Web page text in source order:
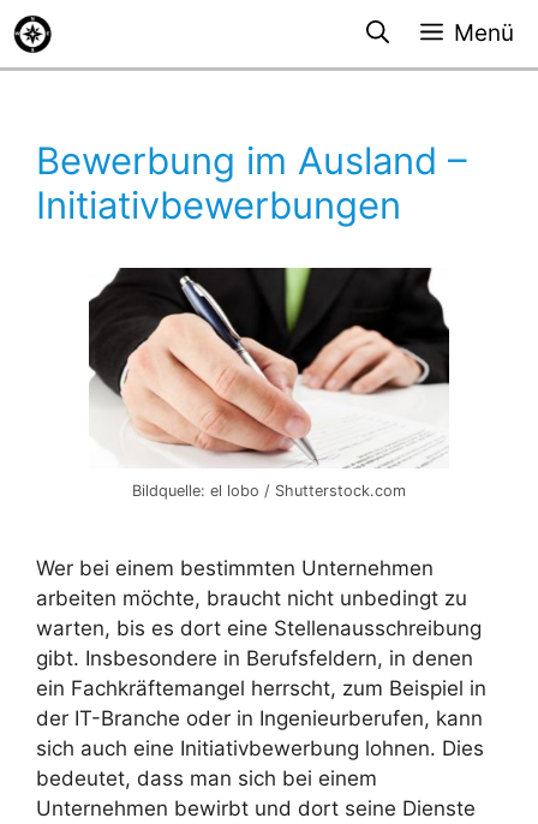
Zum
Inhalt
springen
Menü
Bewerbung im Ausland –
Initiativbewerbungen
Bildquelle: el lobo / Shutterstock.com
Wer bei einem bestimmten Unternehmen
arbeiten möchte, braucht nicht unbedingt zu
warten, bis es dort eine Stellenausschreibung
gibt. Insbesondere in Berufsfeldern, in denen
ein Fachkräftemangel herrscht, zum Beispiel in
der IT-Branche oder in Ingenieurberufen, kann
sich auch eine Initiativbewerbung lohnen. Dies
bedeutet, dass man sich bei einem
Unternehmen bewirbt und dort seine Dienste